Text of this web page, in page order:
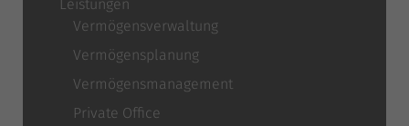
Leistungen
Vermögensverwaltung
Vermögensplanung
Vermögensmanagement
Private Office